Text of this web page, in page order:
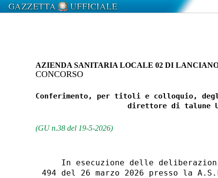
AZIENDA SANITARIA LOCALE 02 DI
CONCORSO
Conferimento, per titoli e colloquio,
direttore di talune
(GU n.38 del 19-5-2026)
In esecuzione delle
494 del 26 marzo 2026 presso la